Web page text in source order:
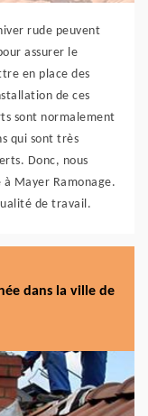
rude peuvent
assurer le
en place des
de ces
sont normalement
qui sont très
Donc, nous
à Mayer Ramonage.
de travail.
dans la ville de